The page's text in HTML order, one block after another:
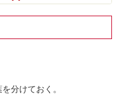
分けておく。